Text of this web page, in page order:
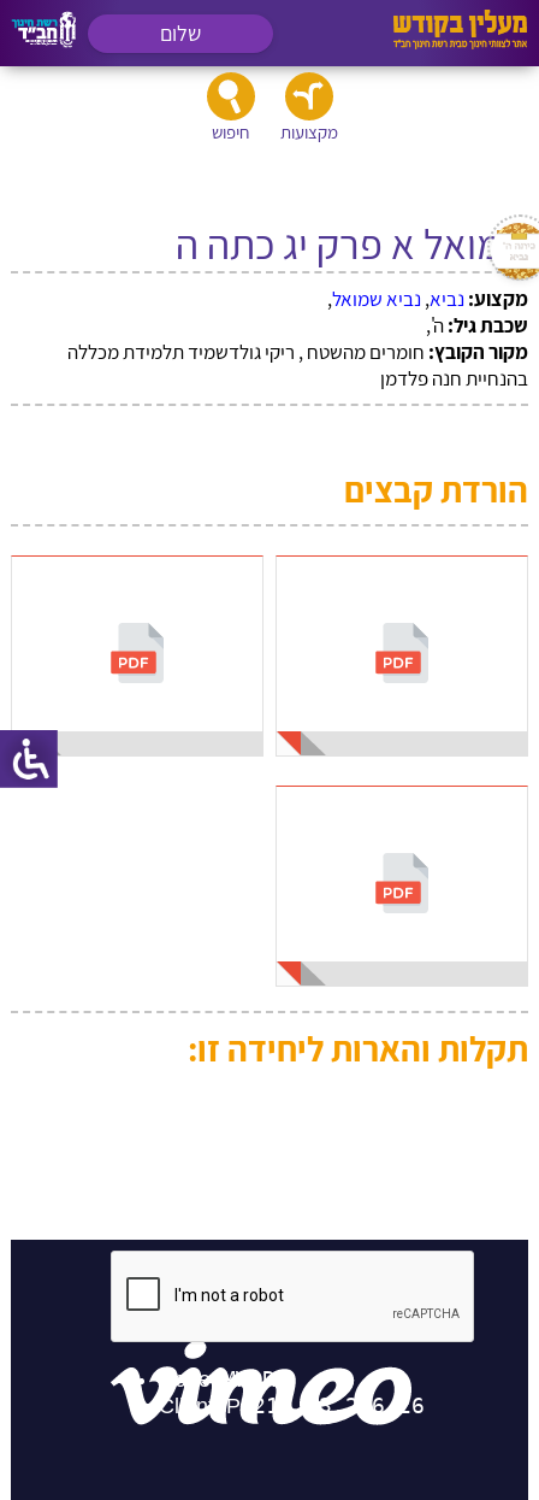
שלום
מקצועות חיפוש
שמואל א פרק יג כתה ה
מקצוע: נביא, נביא שמואל,
שכבת גיל:ה',
מקור הקובץ: חומרים מהשטח , ריקי גולדשמיד תלמידת מכללה
בהנחיית חנה פלדמן
הורדת קבצים
תקלות והארות ליחידה זו: